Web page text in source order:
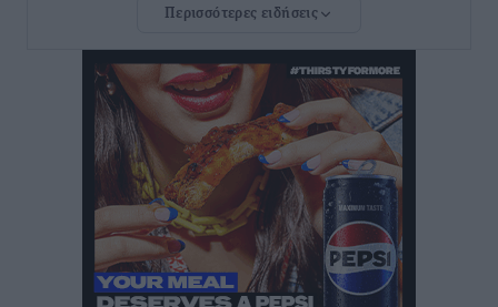
ανακοίνωσε ο Άδωνις Γεωργιάδης
Iατρικός Σύλλογος Ροδου προς Α. Γεωργιάδη:
Στρατηγικές Προτάσεις για την Ενίσχυση της
Δημόσιας Υγείας στη Νησιωτική Ελλάδα και στα
Νοσοκομεία της Γ΄ Ζώνης
Τοπικές Ειδήσεις• πριν 15 ώρες
Πάνθηρες: Ξεκίνησαν αισιόδοξοι για την παρθενική
“πτήση” τους
Περισσότερες ειδήσεις